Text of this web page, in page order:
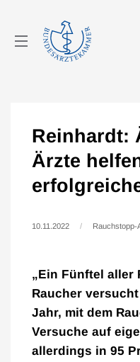
Reinhardt:
Ärzte
10.11.2022
„Ein Fünftel aller
Raucher
Jahr, mit dem
Versuche auf
allerdings in 95